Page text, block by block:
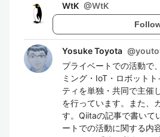
WtK @WtK
Yosuke Toyota @
プライベートでの活動で
ミング・IoT・ロボット
ティを単独・共同で主催
を行っています。また、
す。Qiitaの記事で書いて
ートでの活動に関する内